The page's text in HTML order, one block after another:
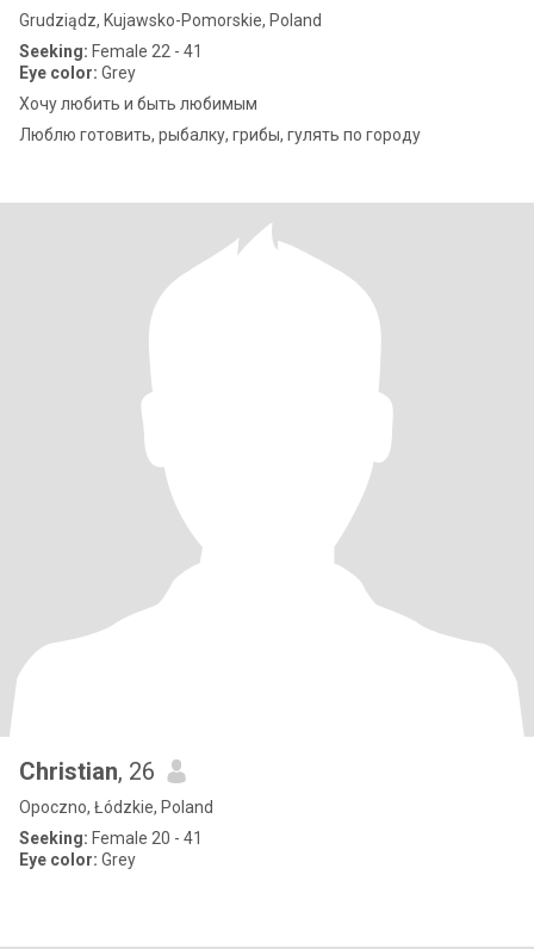
Grudziądz, Kujawsko-Pomorskie, Poland
Seeking: Female 22 - 41
Eye color: Grey
Хочу любить и быть любимым
Люблю готовить, рыбалку, грибы, гулять по городу
Christian, 26
Opoczno, Łódzkie, Poland
Seeking: Female 20 - 41
Eye color: Grey